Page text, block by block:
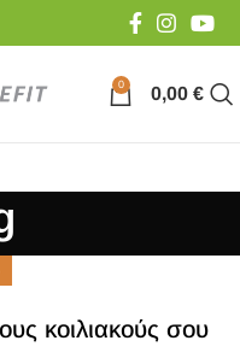
0 0,00 €
κοιλιακούς σου